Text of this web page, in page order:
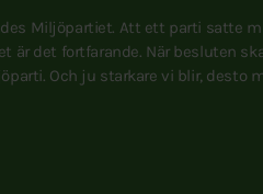
Miljöpartiet. Att ett parti satte
är det fortfarande. När besluten
Och ju starkare vi blir, desto